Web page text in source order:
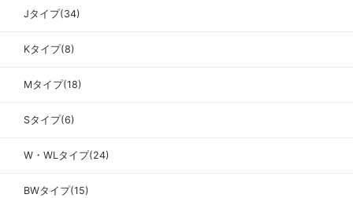
Jタイプ(34)
Kタイプ(8)
Mタイプ(18)
Sタイプ(6)
W・WLタイプ(24)
BWタイプ(15)